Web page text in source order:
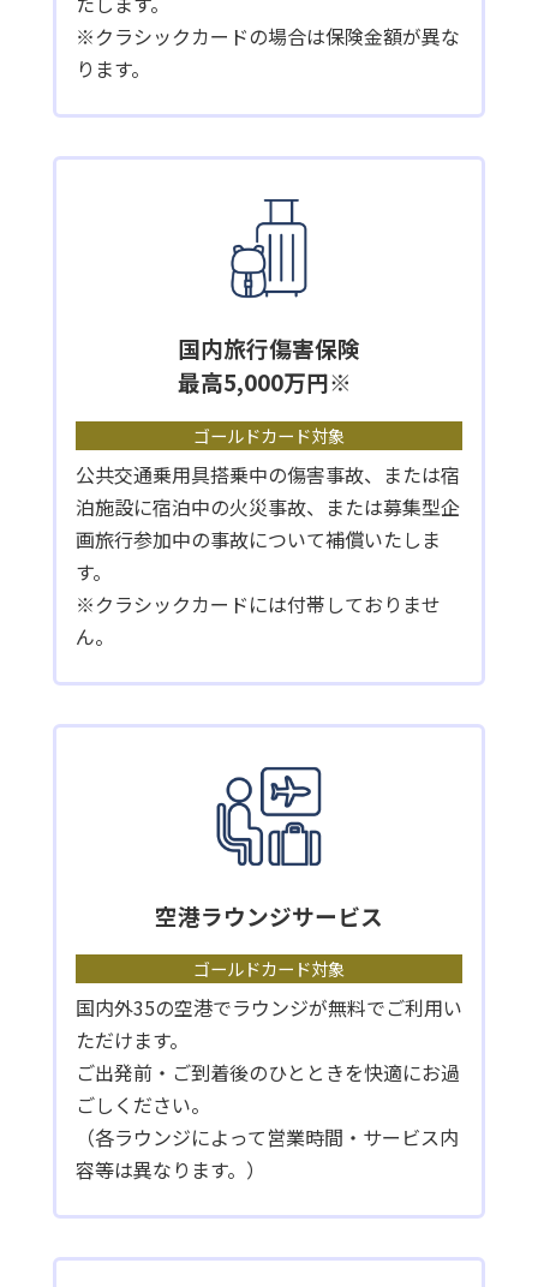
※クラシックカードの場合は保険金額が異な
ります。
国内旅行傷害保険
最高5,000万円※
ゴールドカード対象
公共交通乗用具搭乗中の傷害事故、または宿
泊施設に宿泊中の火災事故、または募集型企
画旅行参加中の事故について補償いたしま
す。
※クラシックカードには付帯しておりませ
ん。
空港ラウンジサービス
ゴールドカード対象
国内外35の空港でラウンジが無料でご利用い
ただけます。
ご出発前・ご到着後のひとときを快適にお過
ごしください。
（各ラウンジによって営業時間・サービス内
容等は異なります。）